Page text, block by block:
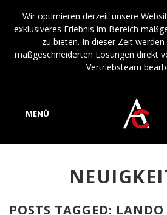
Wir optimieren derzeit unsere
exklusiveres Erlebnis im Bereich
zu bieten. In dieser Zeit
maßgeschneiderten Lösungen direkt
Vertriebsteam
MENÜ
POSTS TAGGED: